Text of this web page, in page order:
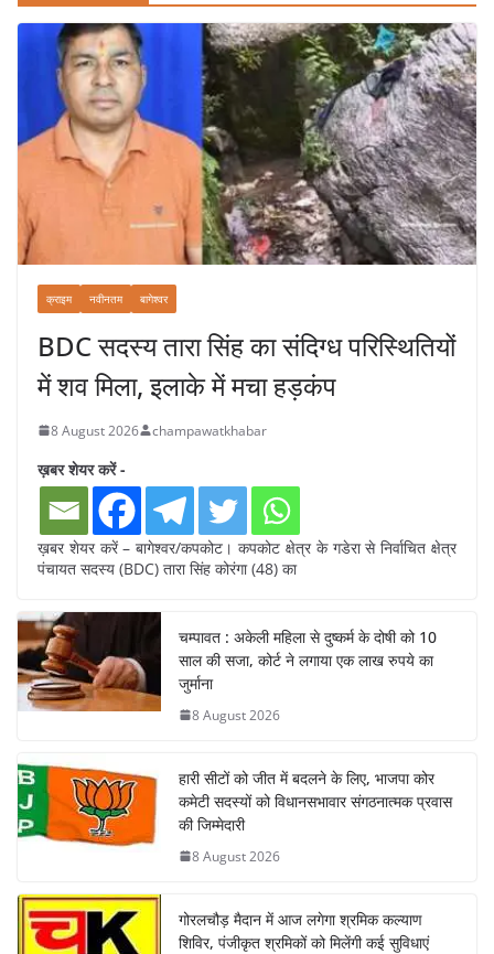
क्राइम नवीनतम बागेश्वर
BDC सदस्य तारा सिंह का संदिग्ध परिस्थितियों
में शव मिला, इलाके में मचा हड़कंप
8 August 2026 champawatkhabar
ख़बर शेयर करें -
ख़बर शेयर करें – बागेश्वर/कपकोट। कपकोट क्षेत्र के गडेरा से निर्वाचित क्षेत्र
पंचायत सदस्य (BDC) तारा सिंह कोरंगा (48) का
चम्पावत : अकेली महिला से दुष्कर्म के दोषी को 10
साल की सजा, कोर्ट ने लगाया एक लाख रुपये का
जुर्माना
8 August 2026
हारी सीटों को जीत में बदलने के लिए, भाजपा कोर
कमेटी सदस्यों को विधानसभावार संगठनात्मक प्रवास
की जिम्मेदारी
8 August 2026
गोरलचौड़ मैदान में आज लगेगा श्रमिक कल्याण
शिविर, पंजीकृत श्रमिकों को मिलेंगी कई सुविधाएं